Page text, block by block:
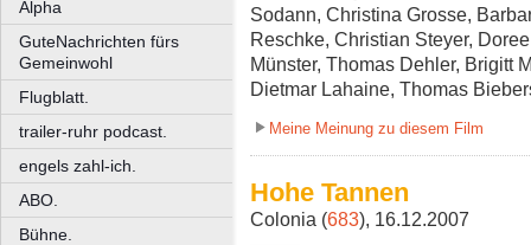
Alpha
GuteNachrichten fürs
Gemeinwohl
Flugblatt.
trailer-ruhr podcast.
engels zahl-ich.
ABO.
Bühne.
Sodann, Christina Grosse,
Reschke, Christian Steyer,
Münster, Thomas Dehler, Brigitt
Dietmar Lahaine, Thomas
Meine Meinung zu diesem Film
Hohe Tannen
Colonia (683), 16.12.2007